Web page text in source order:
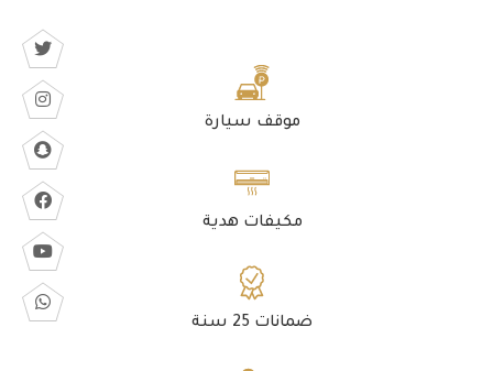
موقف سيارة
مكيفات هدية
ضمانات 25 سنة